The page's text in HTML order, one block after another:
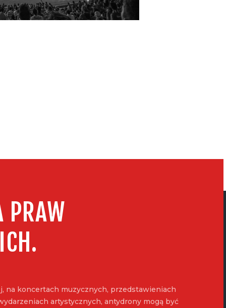
PRAW
na koncertach muzycznych, przedstawieniach
artystycznych, antydrony mogą być